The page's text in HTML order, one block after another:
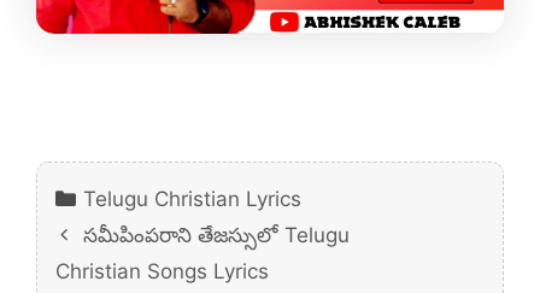
Categories
Telugu Christian Lyrics
సమీపింపరాని తేజస్సులో Telugu
Christian Songs Lyrics